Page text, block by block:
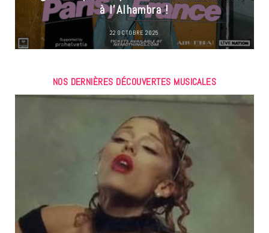
à l’Alhambra !
22 OCTOBRE 2025
NOS DERNIÈRES DÉCOUVERTES MUSICALES